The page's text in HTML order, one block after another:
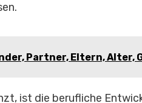
Partner, Eltern, Alter,
ist die berufliche